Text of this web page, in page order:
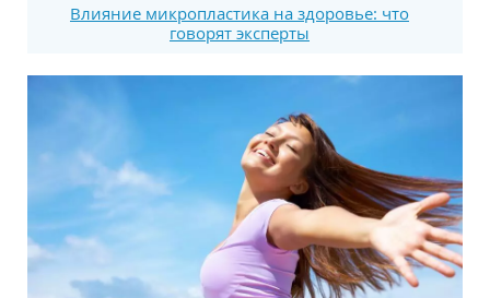
Влияние микропластика на здоровье: что
говорят эксперты